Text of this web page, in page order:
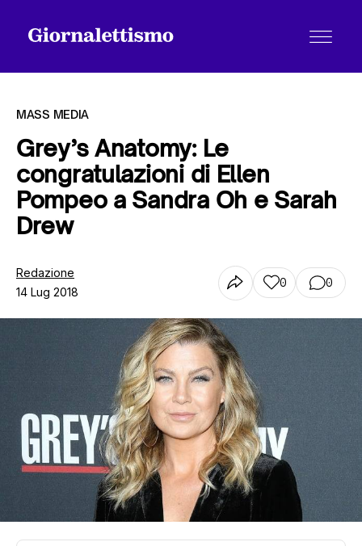
Tutti gli articoli
Contatti
MASS MEDIA
Grey’s Anatomy: Le
congratulazioni di Ellen
Pompeo a Sandra Oh e Sarah
Drew
Redazione
14 Lug 2018
0 0